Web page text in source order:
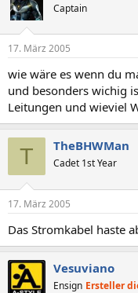
Captain
17. März 2005
wie wäre es wenn du
und besonders wichig
Leitungen und wieviel
T TheBHWMan
Cadet 1st Year
17. März 2005
Das Stromkabel haste
Vesuviano
Ensign Ersteller